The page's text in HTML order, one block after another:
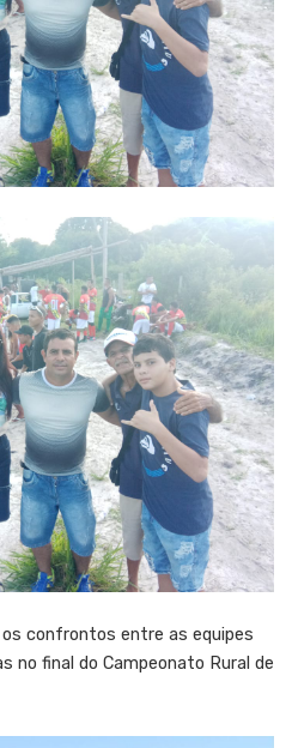
confrontos entre as equipes
no final do Campeonato Rural de